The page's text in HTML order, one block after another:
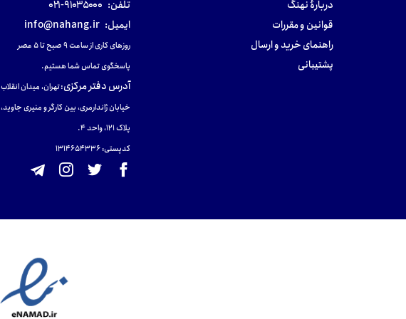
دربارهٔ نهنگ
قوانین و مقررات
راهنمای خرید و ارسال
پشتیبانی
تلفن: ۹۱۰۳۵۰۰۰-۰۲۱
ایمیل: info@nahang.ir
روزهای کاری از ساعت ۹ صبح تا ۵ عصر
پاسخگوی تماس شما هستیم.
آدرس دفتر مرکزی:تهران، میدان انقلاب
خیابان ژاندارمری، بین کارگر و منیری جاوید،
پلاک 121، واحد ۴.
کدپستی: 131465433۶